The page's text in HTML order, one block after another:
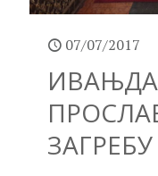
07/07/2017
ЗАГРЕБУ